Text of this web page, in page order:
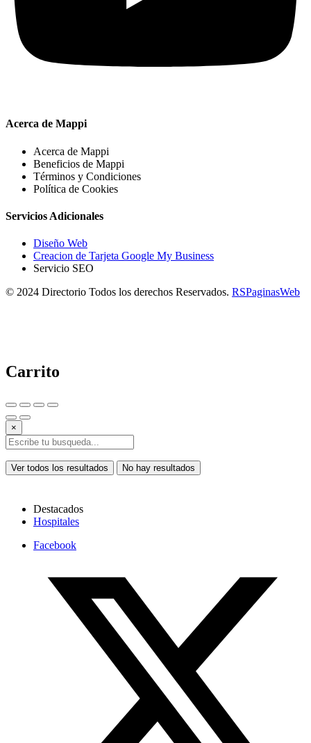
Acerca de Mappi
Acerca de Mappi
Beneficios de Mappi
Términos y Condiciones
Política de Cookies
Servicios Adicionales
Diseño Web
Creacion de Tarjeta Google My Business
Servicio SEO
© 2024 Directorio Todos los derechos Reservados. RSPaginasWeb
Carrito
×
Ver todos los resultados No hay resultados
Destacados
Hospitales
Facebook